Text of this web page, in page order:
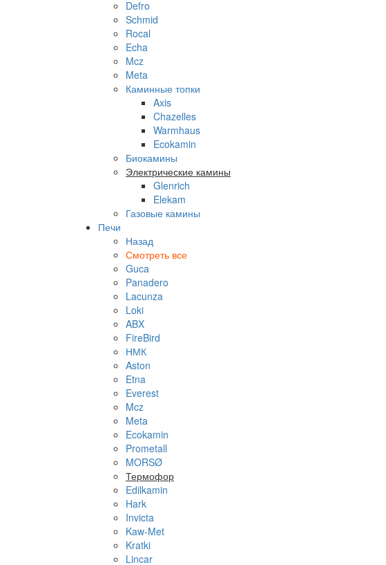
Defro
Schmid
Rocal
Echa
Mcz
Meta
Каминные топки
Axis
Chazelles
Warmhaus
Ecokamin
Биокамины
Электрические камины
Glenrich
Elekam
Газовые камины
Печи
Назад
Смотреть все
Guca
Panadero
Lacunza
Loki
ABX
FireBird
НМК
Aston
Etna
Everest
Mcz
Meta
Ecokamin
Prometall
MORSØ
Термофор
Edilkamin
Hark
Invicta
Kaw-Met
Kratki
Lincar